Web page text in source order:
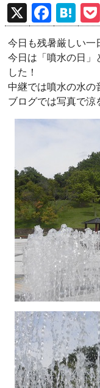
X
F
a
ce
o
o
k
H
at
e
a
今日も残暑厳しい一
今日は「噴水の日」
した！
中継では噴水の水の
ブログでは写真で涼